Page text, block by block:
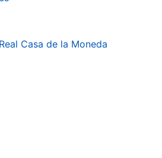
Casa de la Moneda